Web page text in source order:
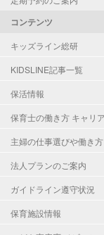
コンテンツ
キッズライン総研
KIDSLINE記事一覧
保活情報
保育士の働き方 キャリア
主婦の仕事選びや働き方
法人プランのご案内
ガイドライン遵守状況
保育施設情報